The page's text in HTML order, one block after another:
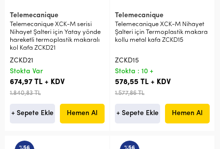
Telemecanique
Telemecanique XCK-M serisi
Nihayet Şalteri için Yatay yönde
hareketli termoplastik makaralı
kol Kafa ZCKD21
ZCKD21
Stokta Var
674,97 TL + KDV
1.840,83 TL
+ Sepete Ekle Hemen Al
Telemecanique
Telemecanique XCK-M Nihayet
Şalteri için Termoplastik makara
kollu metal kafa ZCKD15
ZCKD15
Stokta : 10 +
578,55 TL + KDV
1.577,86 TL
+ Sepete Ekle Hemen Al
%56 %56